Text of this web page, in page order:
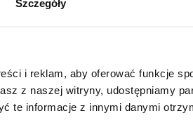
Szczegóły
i reklam, aby oferować funkcje
z naszej witryny, udostępniamy
te informacje z innymi danymi
Projekt zakłada powstanie
wykończenia elewacji